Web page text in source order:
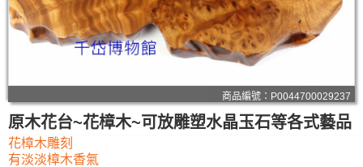
商品編號：P0044700029237
原木花台~花樟木~可放雕塑水晶玉石等各式藝品
花樟木雕刻
有淡淡樟木香氣